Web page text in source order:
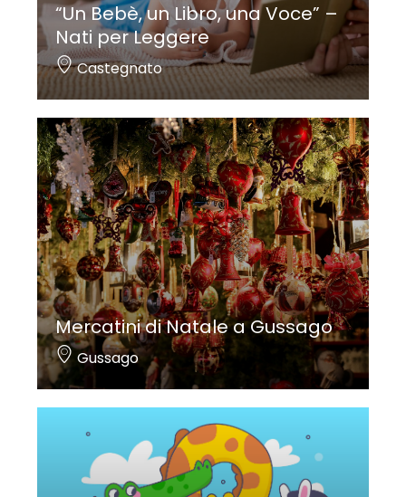
“Un Bebè, un Libro, una Voce” –
Nati per Leggere
Castegnato
Mercatini di Natale a Gussago
Gussago